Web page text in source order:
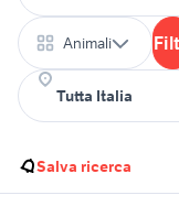
Animali
Salva ricerca